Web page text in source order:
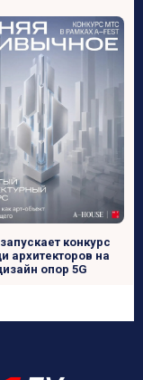
конкурс
архитекторов на
опор 5G